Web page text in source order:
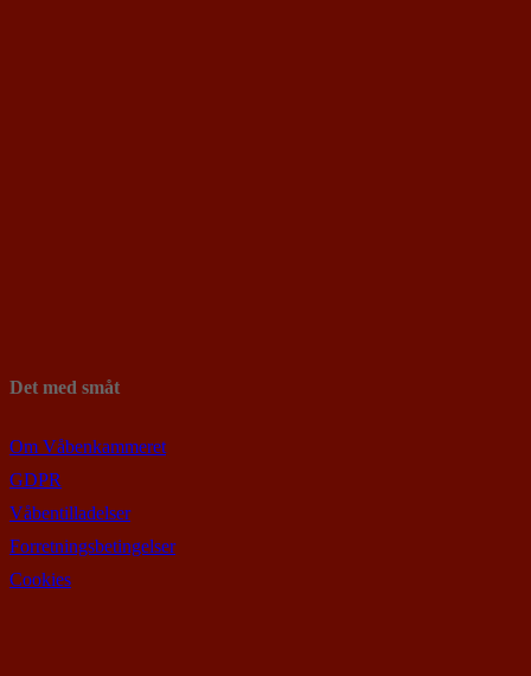
Det med småt
Om Våbenkammeret
GDPR
Våbentilladelser
Forretningsbetingelser
Cookies